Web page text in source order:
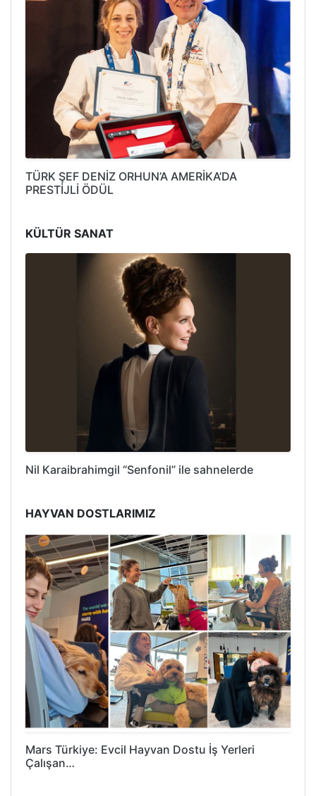
TÜRK ŞEF DENİZ ORHUN’A AMERİKA’DA
PRESTİJLİ ÖDÜL
KÜLTÜR SANAT
Nil Karaibrahimgil “Senfonil” ile sahnelerde
HAYVAN DOSTLARIMIZ
Mars Türkiye: Evcil Hayvan Dostu İş Yerleri
Çalışan…